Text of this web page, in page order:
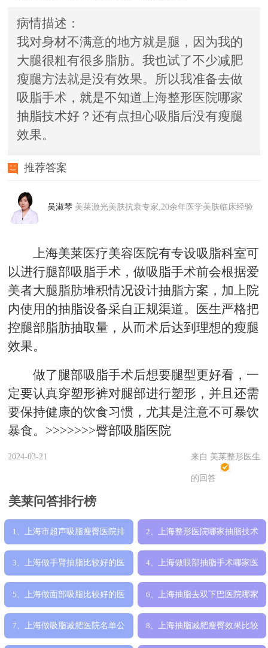
病情描述：
我对身材不满意的地方就是腿，因为我的
大腿很粗有很多脂肪。我也试了不少减肥
瘦腿方法就是没有效果。所以我准备去做
吸脂手术，就是不知道上海整形医院哪家
抽脂技术好？还有点担心吸脂后没有瘦腿
效果。
推荐答案
吴淑琴 美莱激光美肤抗衰专家,20余年医学美肤临床经验
上海美莱医疗美容医院有专设吸脂科室可
以进行腿部吸脂手术，做吸脂手术前会根据爱
美者大腿脂肪堆积情况设计抽脂方案，加上院
内使用的抽脂设备采自正规渠道。医生严格把
控腿部脂肪抽取量，从而术后达到理想的瘦腿
效果。
做了腿部吸脂手术后想要腿型更好看，一
定要认真穿塑形裤对腿部进行塑形，并且还需
要保持健康的饮食习惯，尤其是注意不可暴饮
暴食。>>>>>>>臀部吸脂医院
2024-03-21 来自 美莱整形医生
的回答
美莱问答排行榜
1、 上海市超声吸脂瘦臀医院排
名靠谱名单公
2、 上海整形医院哪家抽脂技术
好，吸脂瘦腿
3、 上海做手臂抽脂比较好的医
院是哪家，真
4、 上海做眼部抽脂手术哪家医
院技术好，去
5、 上海做面部吸脂比较好的医
院有哪些，哪
6、 上海抽脂去双下巴医院哪家
好，好评医院
7、 上海做吸脂减肥医院名单公 8、 上海抽脂减肥瘦臀效果比较